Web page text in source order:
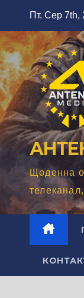
вмісту
Пт. Сер 7th,
Щоденна